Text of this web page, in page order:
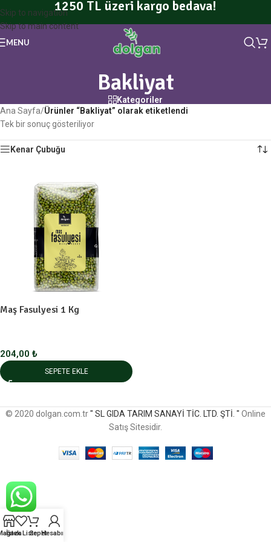
Skip to navigation
Skip to main content
1250 TL üzeri kargo bedava!
MENU
Bakliyat
Kategoriler
Ana Sayfa/Ürünler “Bakliyat” olarak etiketlendi
Tek bir sonuç gösteriliyor
Kenar Çubuğu
Maş Fasulyesi 1 Kg
204,00 ₺
SEPETE EKLE
© 2020 dolgan.com.tr" SL GIDA TARIM SANAYİ TİC. LTD. ŞTİ. " Online
Satış Sitesidir.
İstek ListeSepetHesabım